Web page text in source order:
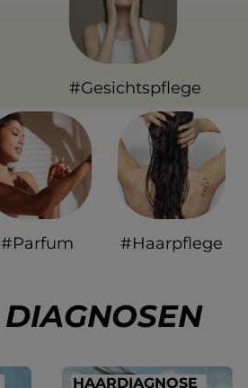
#Gesichtspflege
#Parfum #Haarpflege
DIAGNOSEN
HAARDIAGNOSE